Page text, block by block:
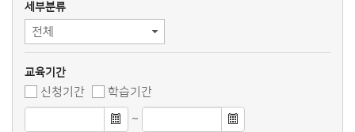
세부분류
교육기간
신청기간
학습기간
~